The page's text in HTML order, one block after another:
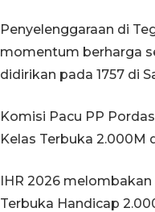
Penyelenggaraan di
momentum berharga
didirikan pada 1757 di
Komisi Pacu PP
Kelas Terbuka 2.000M
IHR 2026 melombakan
Terbuka Handicap